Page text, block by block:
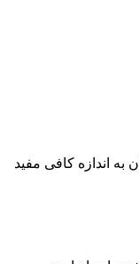
به اندازه کافی مفید